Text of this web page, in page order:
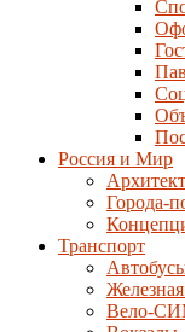
Россия и Мир
Города-
Транспорт
Вело-